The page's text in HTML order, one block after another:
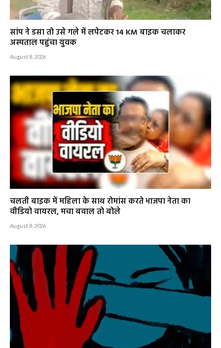
सांप ने डसा तो उसे गले में लपेटकर 14 KM बाइक चलाकर
अस्पताल पहुंचा युवक
August 8, 2026
चलती बाइक में महिला के साथ रोमांस करते भाजपा नेता का
वीडियो वायरल, मचा बवाल तो बोले
August 8, 2026